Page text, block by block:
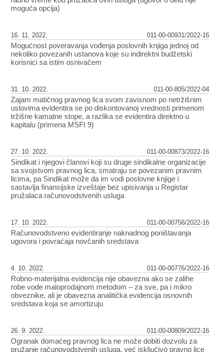
moguća opcija)
Mogućnost poveravanja vođenja poslovnih knjiga jednoj od
nekoliko povezanih ustanova koje su indirektni budžetski
korisnici sa istim osnivačem
16. 11. 2022. 011-00-00931/2022-16
Zajam matičnog pravnog lica svom zavisnom po netržišnim
uslovima evidentira se po diskontovanoj vrednosti primenom
tržišne kamatne stope, a razlika se evidentira direktno u
kapitalu (primena MSFI 9)
31. 10. 2022. 011-00-805/2022-04
Sindikat i njegovi članovi koji su druge sindikalne organizacije
sa svojstvom pravnog lica, smatraju se povezanim pravnim
licima, pa Sindikat može da im vodi poslovne knjige i
sastavlja finansijske izveštaje bez upisivanja u Registar
pružalaca računovodstvenih usluga
27. 10. 2022. 011-00-00873/2022-16
Računovodstveno evidentiranje naknadnog poništavanja
ugovora i povraćaja novčanih sredstava
17. 10. 2022. 011-00-00756/2022-16
Robno-materijalna evidencija nije obavezna ako se zalihe
robe vode maloprodajnom metodom – za sve, pa i mikro
obveznike, ali je obavezna analitička evidencija osnovnih
sredstava koja se amortizuju
4. 10. 2022. 011-00-00776/2022-16
Ogranak domaćeg pravnog lica ne može dobiti dozvolu za
pružanje računovodstvenih usluga, već isključivo pravno lice
26. 9. 2022. 011-00-00809/2022-16